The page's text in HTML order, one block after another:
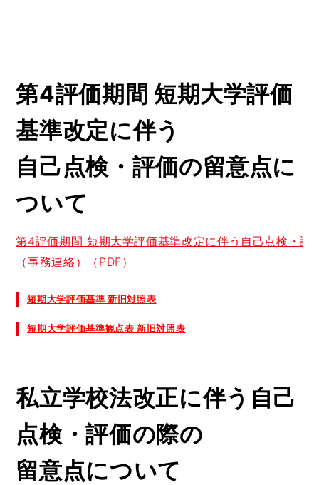
第4評価期間 短期大学評価
基準改定に伴う
自己点検・ 評価の留意点に
ついて
（事務連絡）（PDF）
短期大学評価基準 新旧対照表
短期大学評価基準観点表 新旧対照表
私立学校法改正に伴う自己
点検・評価の際の
留意点について